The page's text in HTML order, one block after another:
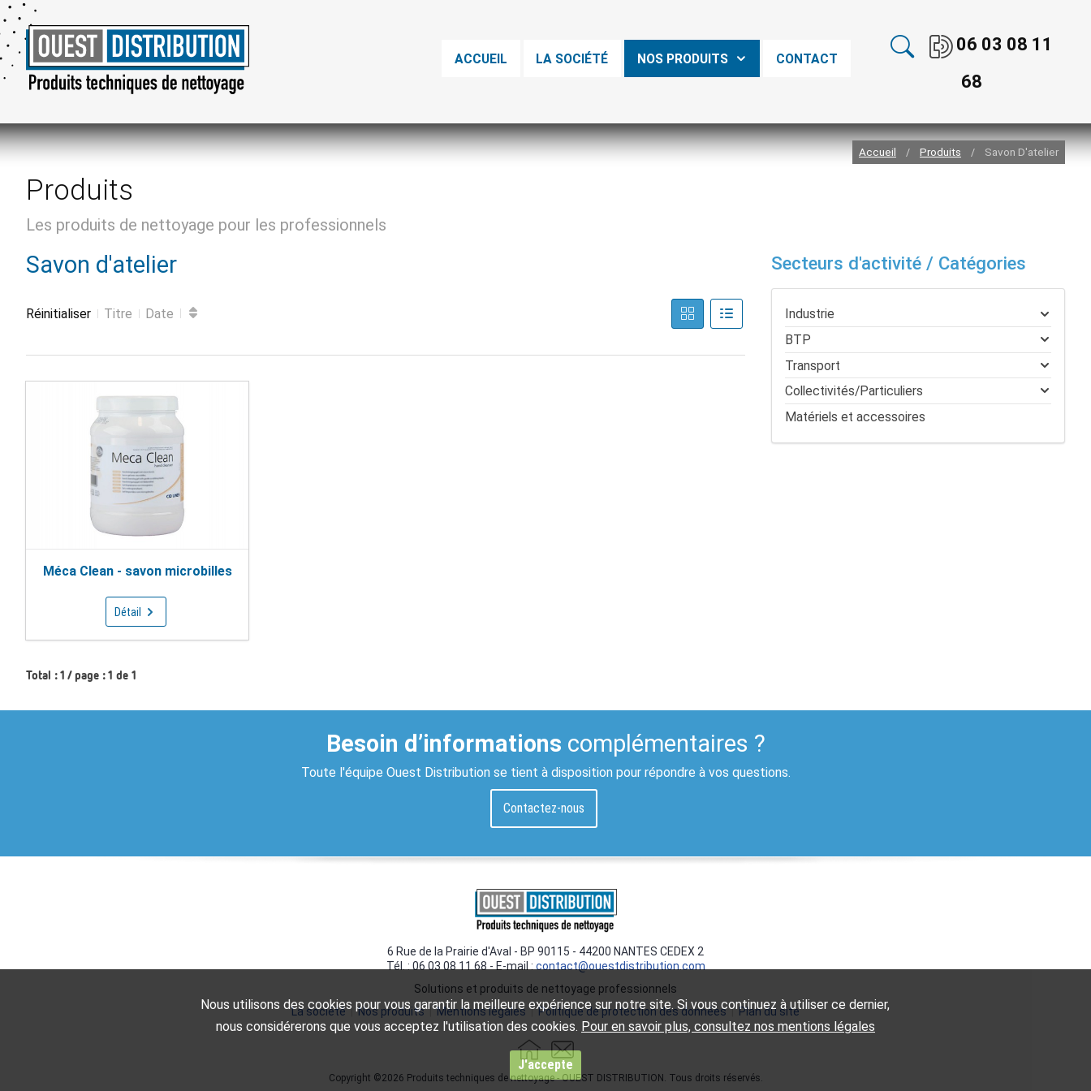
ACCUEIL LA SOCIÉTÉ NOS PRODUITS CONTACT
06 03 08 11
68
Accueil / Produits / Savon D'atelier
Produits
Les produits de nettoyage pour les professionnels
Savon d'atelier
Réinitialiser Titre Date
Méca Clean - savon microbilles
Détail
Total : 1 / page : 1 de 1
Secteurs d'activité / Catégories
Industrie
BTP
Transport
Collectivités/Particuliers
Matériels et accessoires
Besoin d’informations complémentaires ?
Toute l'équipe Ouest Distribution se tient à disposition pour répondre à vos questions.
Contactez-nous
6 Rue de la Prairie d'Aval - BP 90115 - 44200 NANTES CEDEX 2
Tél. : 06 03 08 11 68 - E-mail : contact@ouestdistribution.com
Solutions et produits de nettoyage professionnels
La société|Nos produits|Mentions légales |Politique de protection des données|Plan du site
Copyright ©2026 Produits techniques de nettoyage - OUEST DISTRIBUTION. Tous droits réservés.
Nous utilisons des cookies pour vous garantir la meilleure expérience sur notre site. Si vous continuez à utiliser ce dernier,
nous considérerons que vous acceptez l'utilisation des cookies. Pour en savoir plus, consultez nos mentions légales
J'accepte